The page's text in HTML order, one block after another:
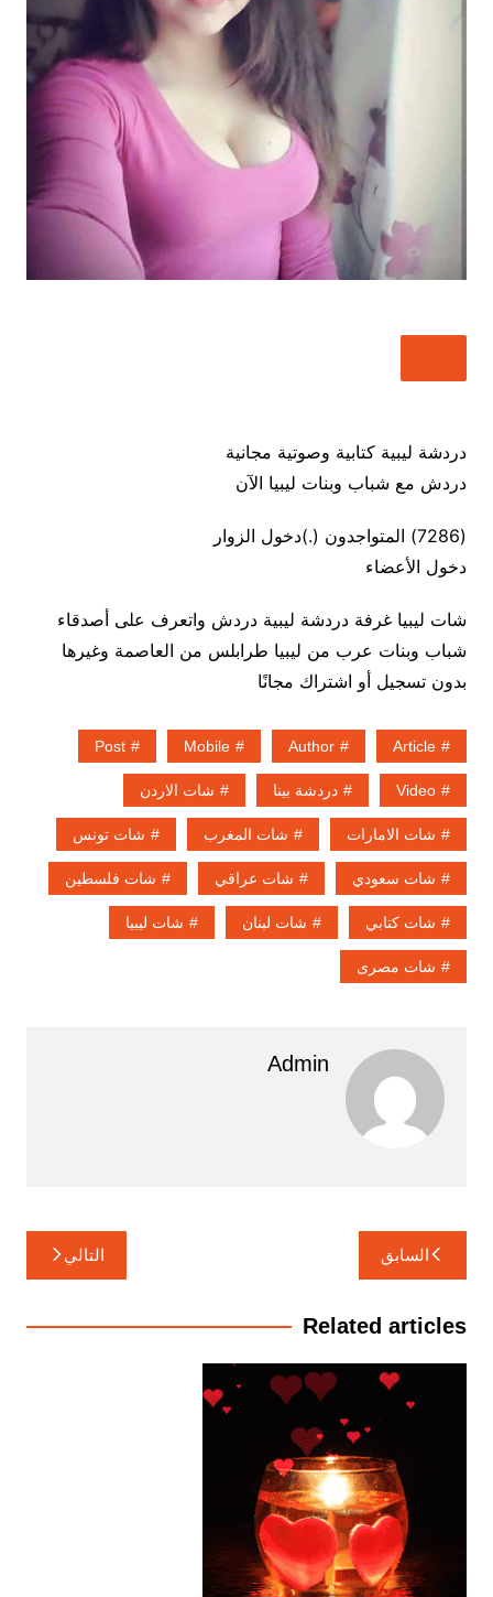
دردشة ليبية كتابية وصوتية مجانية
دردش مع شباب وبنات ليبيا الآن
(7286) المتواجدون (.)دخول الزوار
دخول الأعضاء
شات ليبيا غرفة دردشة ليبية دردش واتعرف على أصدقاء
شباب وبنات عرب من ليبيا طرابلس من العاصمة وغيرها
بدون تسجيل أو اشتراك مجانًا
Article
Author
Mobile
Post
Video دردشة بينا شات الاردن
شات الامارات شات المغرب شات تونس
شات سعودي شات عراقي شات فلسطين
شات كتابي شات لبنان شات ليبيا
شات مصرى
Admin
تصفّح
المقالات
السابق التالي
Related articles